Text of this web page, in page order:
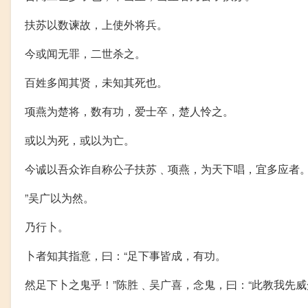
扶苏以数谏故，上使外将兵。
今或闻无罪，二世杀之。
百姓多闻其贤，未知其死也。
项燕为楚将，数有功，爱士卒，楚人怜之。
或以为死，或以为亡。
今诚以吾众诈自称公子扶苏﹑项燕，为天下唱，宜多应者。
”吴广以为然。
乃行卜。
卜者知其指意，曰：“足下事皆成，有功。
然足下卜之鬼乎！”陈胜﹑吴广喜，念鬼，曰：“此教我先威